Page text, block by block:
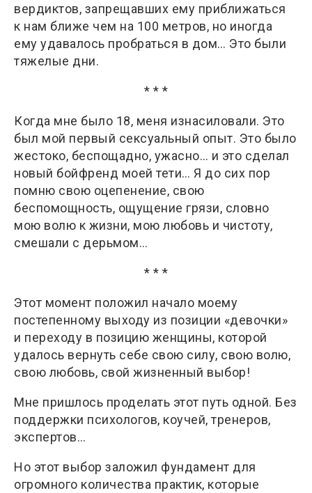
вердиктов, запрещавших ему приближаться
к нам ближе чем на 100 метров, но иногда
ему удавалось пробраться в дом… Это были
тяжелые дни.
* * *
Когда мне было 18, меня изнасиловали. Это
был мой первый сексуальный опыт. Это было
жестоко, беспощадно, ужасно… и это сделал
новый бойфренд моей тети… Я до сих пор
помню свою оцепенение, свою
беспомощность, ощущение грязи, словно
мою волю к жизни, мою любовь и чистоту,
смешали с дерьмом…
* * *
Этот момент положил начало моему
постепенному выходу из позиции «девочки»
и переходу в позицию женщины, которой
удалось вернуть себе свою силу, свою волю,
свою любовь, свой жизненный выбор!
Мне пришлось проделать этот путь одной. Без
поддержки психологов, коучей, тренеров,
экспертов…
Но этот выбор заложил фундамент для
огромного количества практик, которые